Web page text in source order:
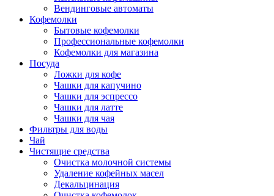
Вендинговые автоматы
Кофемолки
Бытовые кофемолки
Профессиональные кофемолки
Кофемолки для магазина
Посуда
Ложки для кофе
Чашки для капучино
Чашки для эспрессо
Чашки для латте
Чашки для чая
Фильтры для воды
Чай
Чистящие средства
Очистка молочной системы
Удаление кофейных масел
Декальцинация